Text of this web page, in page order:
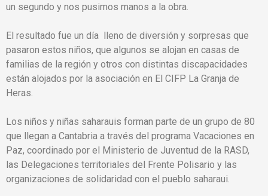
un segundo y nos pusimos manos a la obra.
El resultado fue un día lleno de diversión y sorpresas que
pasaron estos niños, que algunos se alojan en casas de
familias de la región y otros con distintas discapacidades
están alojados por la asociación en El CIFP La Granja de
Heras.
Los niños y niñas saharauis forman parte de un grupo de 80
que llegan a Cantabria a través del programa Vacaciones en
Paz, coordinado por el Ministerio de Juventud de la RASD,
las Delegaciones territoriales del Frente Polisario y las
organizaciones de solidaridad con el pueblo saharaui.